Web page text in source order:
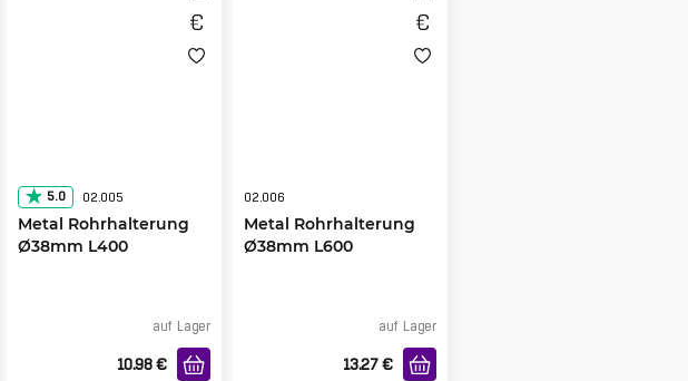
5.0 02.005
Metal Rohrhalterung
Ø38mm L400
auf Lager
10.98 €
02.006
Metal Rohrhalterung
Ø38mm L600
auf Lager
13.27 €